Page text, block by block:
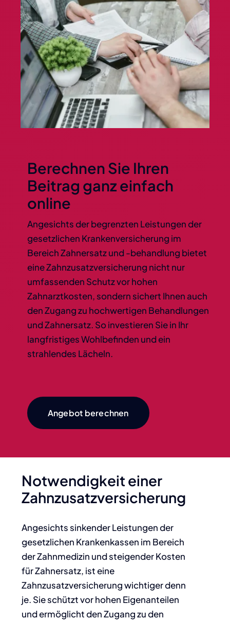
Berechnen Sie Ihren
Beitrag ganz einfach
online
Angesichts der begrenzten Leistungen der
gesetzlichen Krankenversicherung im
Bereich Zahnersatz und -behandlung bietet
eine Zahnzusatzversicherung nicht nur
umfassenden Schutz vor hohen
Zahnarztkosten, sondern sichert Ihnen auch
den Zugang zu hochwertigen Behandlungen
und Zahnersatz. So investieren Sie in Ihr
langfristiges Wohlbefinden und ein
strahlendes Lächeln.
Angebot berechnen
Notwendigkeit einer
Zahnzusatzversicherung
Angesichts sinkender Leistungen der
gesetzlichen Krankenkassen im Bereich
der Zahnmedizin und steigender Kosten
für Zahnersatz, ist eine
Zahnzusatzversicherung wichtiger denn
je. Sie schützt vor hohen Eigenanteilen
und ermöglicht den Zugang zu den